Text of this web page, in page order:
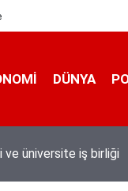
DÜNYA
yeni